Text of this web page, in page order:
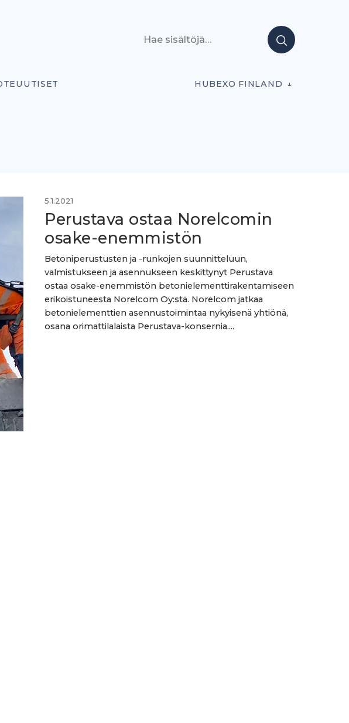
HUBEXO FINLAND
5.1.2021
Perustava ostaa Norelcomin
osake-enemmistön
Betoniperustusten ja -runkojen suunnitteluun,
valmistukseen ja asennukseen keskittynyt Perustava
ostaa osake-enemmistön betonielementtirakentamiseen
erikoistuneesta Norelcom Oy:stä. Norelcom jatkaa
betonielementtien asennustoimintaa nykyisenä yhtiönä,
osana orimattilalaista Perustava-konsernia....